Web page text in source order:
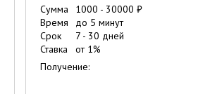
Сумма 1000 - 30000 ₽
Время
до 5 минут
Срок
7- 30 дней
Ставка
от 1%
Получение: